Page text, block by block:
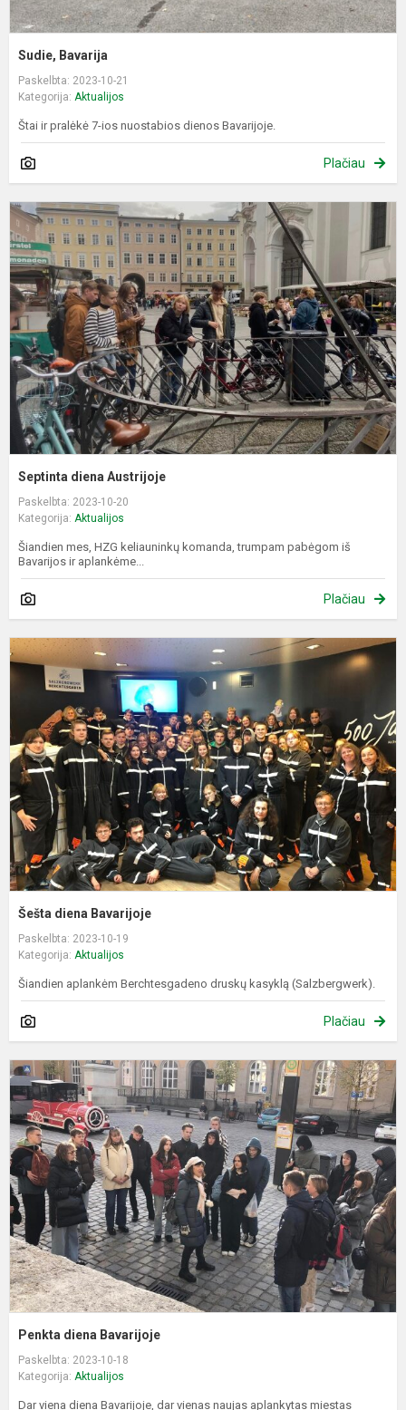
Sudie, Bavarija
Paskelbta: 2023-10-21
Kategorija: Aktualijos
Štai ir pralėkė 7-ios nuostabios dienos Bavarijoje.
Plačiau
Septinta diena Austrijoje
Paskelbta: 2023-10-20
Kategorija: Aktualijos
Šiandien mes, HZG keliauninkų komanda, trumpam pabėgom iš
Bavarijos ir aplankėme...
Plačiau
Šešta diena Bavarijoje
Paskelbta: 2023-10-19
Kategorija: Aktualijos
Šiandien aplankėm Berchtesgadeno druskų kasyklą (Salzbergwerk).
Plačiau
Penkta diena Bavarijoje
Paskelbta: 2023-10-18
Kategorija: Aktualijos
Dar viena diena Bavarijoje, dar vienas naujas aplankytas miestas